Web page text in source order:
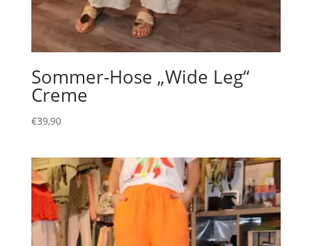
Sommer-Hose „Wide Leg“
Creme
€39,90